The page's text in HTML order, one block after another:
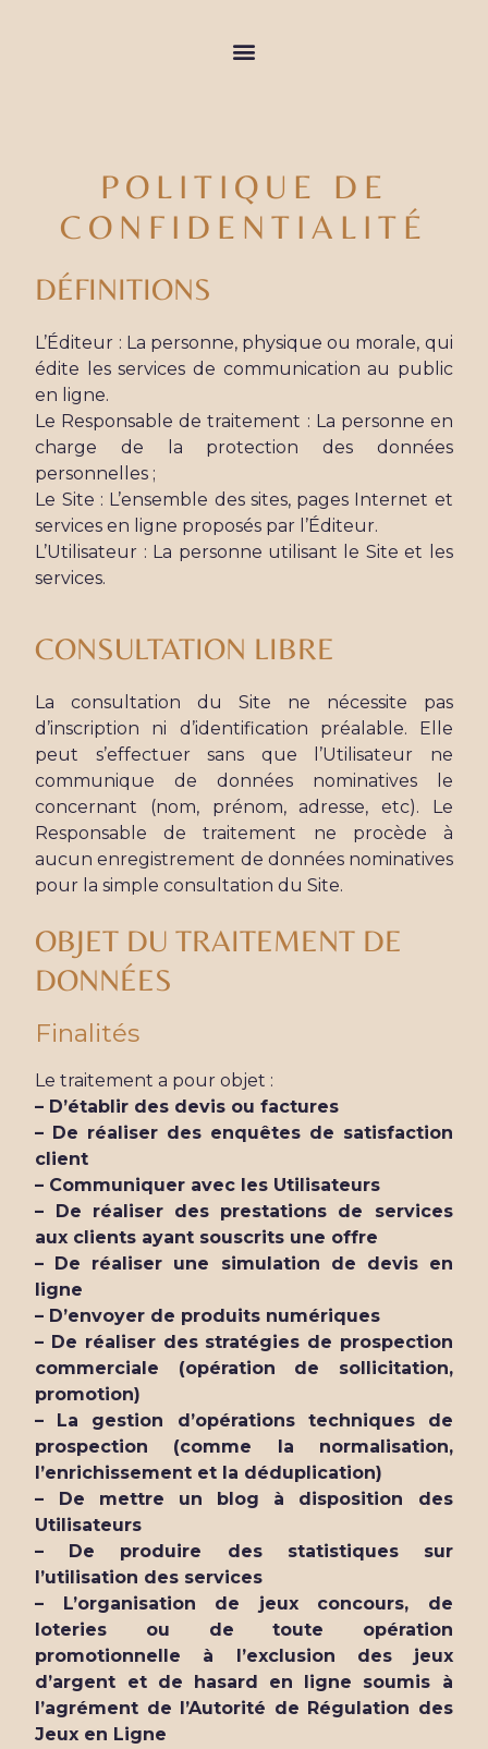
POLITIQUE DE
CONFIDENTIALITÉ
DÉFINITIONS
L’Éditeur : La personne, physique ou morale, qui
édite les services de communication au public
en ligne.
Le Responsable de traitement : La personne en
charge de la protection des données
personnelles ;
Le Site : L’ensemble des sites, pages Internet et
services en ligne proposés par l’Éditeur.
L’Utilisateur : La personne utilisant le Site et les
services.
CONSULTATION LIBRE
La consultation du Site ne nécessite pas
d’inscription ni d’identification préalable. Elle
peut s’effectuer sans que l’Utilisateur ne
communique de données nominatives le
concernant (nom, prénom, adresse, etc). Le
Responsable de traitement ne procède à
aucun enregistrement de données nominatives
pour la simple consultation du Site.
OBJET DU TRAITEMENT DE
DONNÉES
Finalités
Le traitement a pour objet :
– D’établir des devis ou factures
– De réaliser des enquêtes de satisfaction
client
– Communiquer avec les Utilisateurs
– De réaliser des prestations de services
aux clients ayant souscrits une offre
– De réaliser une simulation de devis en
ligne
– D’envoyer de produits numériques
– De réaliser des stratégies de prospection
commerciale (opération de sollicitation,
promotion)
– La gestion d’opérations techniques de
prospection (comme la normalisation,
l’enrichissement et la déduplication)
– De mettre un blog à disposition des
Utilisateurs
– De produire des statistiques sur
l’utilisation des services
– L’organisation de jeux concours, de
loteries ou de toute opération
promotionnelle à l’exclusion des jeux
d’argent et de hasard en ligne soumis à
l’agrément de l’Autorité de Régulation des
Jeux en Ligne